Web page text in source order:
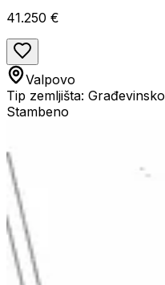
41.250 €
Valpovo
Tip zemljišta: Građevinsko
Stambeno